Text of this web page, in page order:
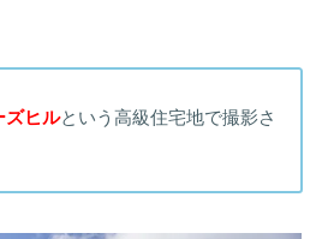
ズヒルという高級住宅地で撮影さ